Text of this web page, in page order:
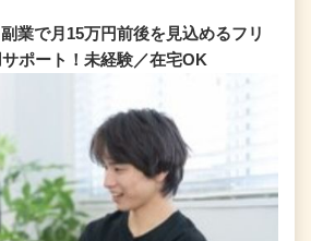
業で月15万円前後を見込めるフリ
ポート！未経験／在宅OK